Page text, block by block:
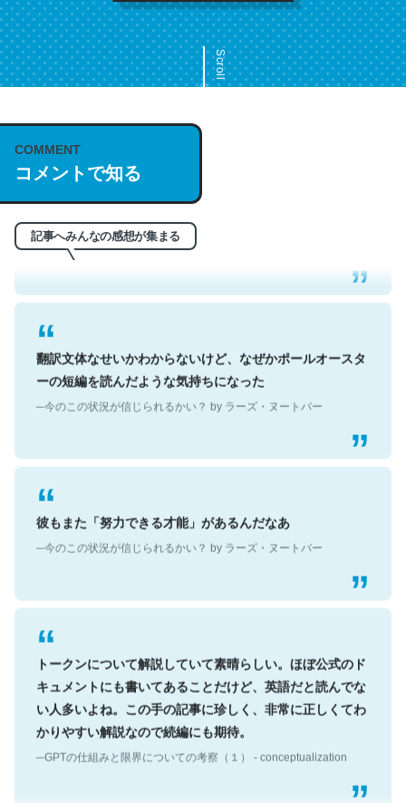
Scroll
COMMENT
コメントで知る
記事へみんなの感想が集まる
これは名文。彼はとてもクレバーなんだろうなと凄く思
う。英語少しでも読める人は原文もお勧め。自分はこの流
れ好き。Let’s Fucking Go. Then Covid hit. Shit.
─今のこの状況が信じられるかい？ by ラーズ・ヌートバー
翻訳文体なせいかわからないけど、なぜかポールオースタ
ーの短編を読んだような気持ちになった
彼もまた「努力できる才能」があるんだなあ
トークンについて解説していて素晴らしい。ほぼ公式のド
キュメントにも書いてあることだけど、英語だと読んでな
い人多いよね。この手の記事に珍しく、非常に正しくてわ
かりやすい解説なので続編にも期待。
─GPTの仕組みと限界についての考察（１） - conceptualization